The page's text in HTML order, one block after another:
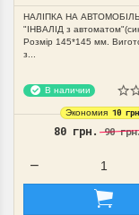
oleg залуцький
НАЛІПКА НА
"ІНВАЛІД з
Розмір 145*145 мм.
з...
В наличии
Экономия 10
80 грн.90